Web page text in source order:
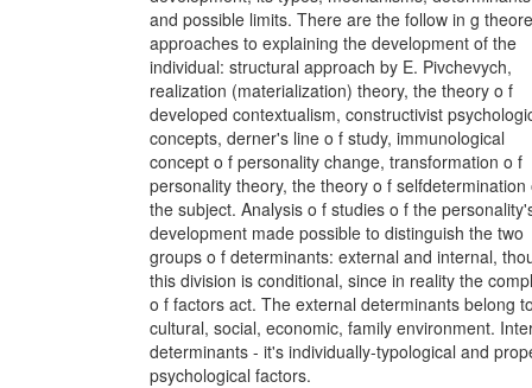
and possible limits. There are the follow in g
approaches to explaining the development of the
individual: structural approach by E. Pivchevych,
realization (materialization) theory, the theory o f
developed contextualism, constructivist
concepts, derner's line o f study, immunological
concept o f personality change, transformation o f
personality theory, the theory o f selfdetermination
the subject. Analysis o f studies o f the
development made possible to distinguish the two
groups o f determinants: external and internal,
this division is conditional, since in reality the
o f factors act. The external determinants belong
cultural, social, economic, family environment.
determinants - it's individually-typological and
psychological factors.